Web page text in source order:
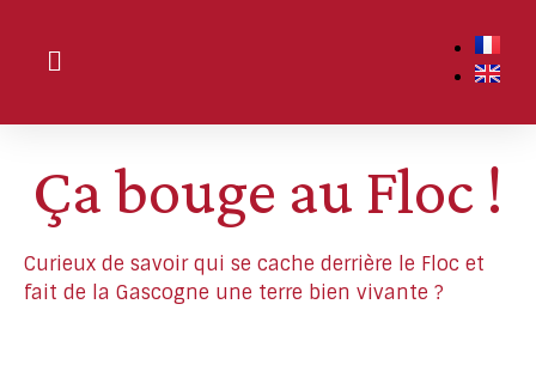
Ça bouge au Floc !
Curieux de savoir qui se cache derrière le Floc et
fait de la Gascogne une terre bien vivante ?